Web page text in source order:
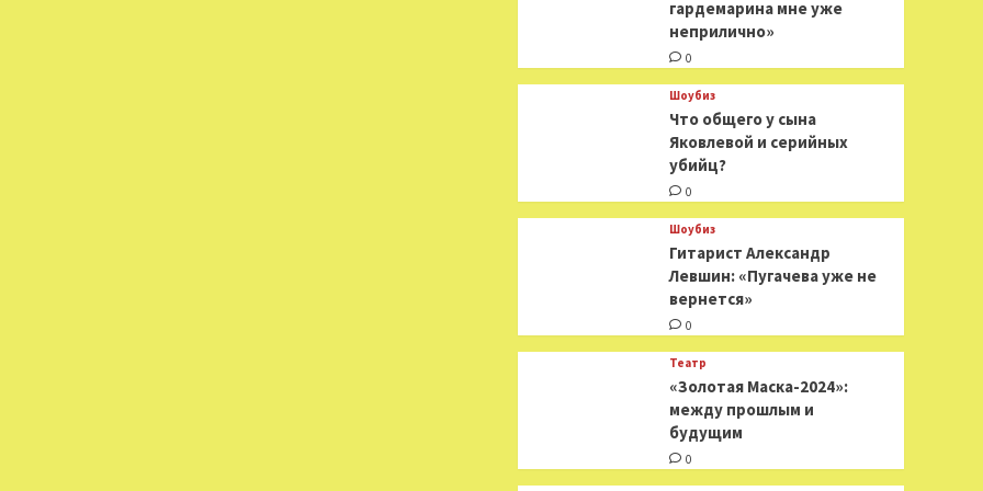
гардемарина мне уже
неприлично»
0
Шоубиз
Что общего у сына
Яковлевой и серийных
убийц?
0
Шоубиз
Гитарист Александр
Левшин: «Пугачева уже не
вернется»
0
Театр
«Золотая Маска-2024»:
между прошлым и
будущим
0